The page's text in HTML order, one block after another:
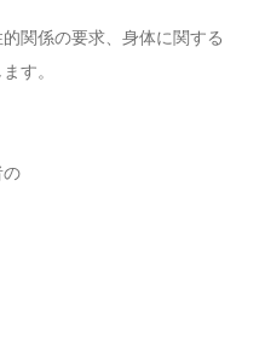
関係の要求、身体に関する
す。
の